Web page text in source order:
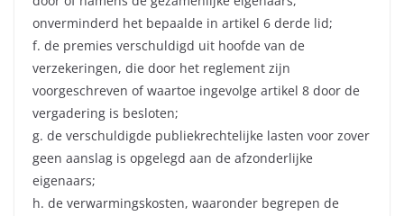
onverminderd het bepaalde in artikel 6 derde lid;
f. de premies verschuldigd uit hoofde van de
verzekeringen, die door het reglement zijn
voorgeschreven of waartoe ingevolge artikel 8 door de
vergadering is besloten;
g. de verschuldigde publiekrechtelijke lasten voor zover
geen aanslag is opgelegd aan de afzonderlijke
eigenaars;
h. de verwarmingskosten, waaronder begrepen de